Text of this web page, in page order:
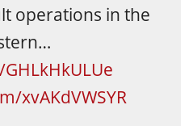
operations in the
xvAKdVWSYR